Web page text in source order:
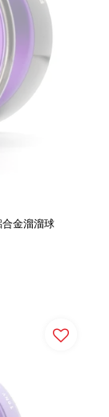
合金溜溜球